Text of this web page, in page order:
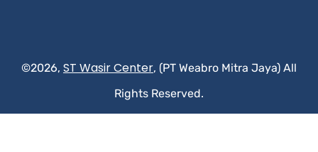
©2026, ST Wasir Center, (PT Weabro Mitra Jaya) All
Rights Reserved.